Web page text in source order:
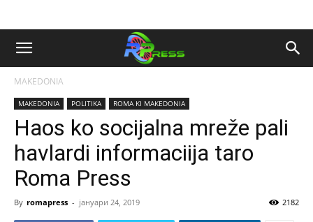
MAKEDONIA
MAKEDONIA POLITIKA ROMA KI MAKEDONIA
Haos ko socijalna mreže pali
havlardi informaciija taro
Roma Press
By romapress - јануари 24, 2019 2182